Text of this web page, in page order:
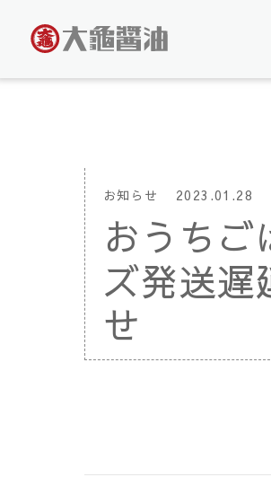
お知らせ 2023.01.28
おうちご
ズ発送遅
せ